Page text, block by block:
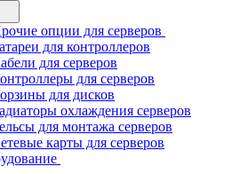
опции для серверов
для контроллеров
для серверов
для серверов
для дисков
охлаждения серверов
для монтажа серверов
карты для серверов